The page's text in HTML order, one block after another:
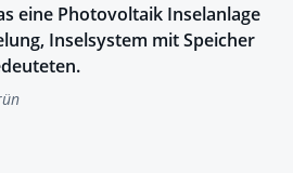
eine Photovoltaik Inselanlage
Inselsystem mit Speicher